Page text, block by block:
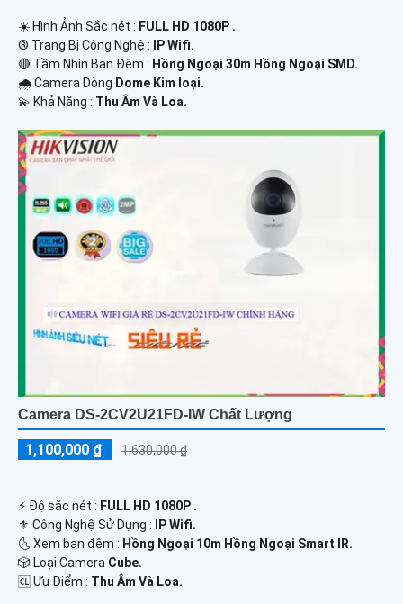
☀️ Hình Ảnh Sắc nét : FULL HD 1080P .
®️ Trang Bị Công Nghệ :
IP Wifi.
🔴 Tầm Nhìn Ban Đêm : Hồng Ngoại 30m Hồng Ngoại SMD.
🌧️ Camera Dòng Dome Kim loại.
️💫 Khả Năng : Thu Âm Và Loa.
Camera DS-2CV2U21FD-IW Chất Lượng
1,100,000 ₫ 1,630,000 ₫
️⚡ Độ sắc nét : FULL HD 1080P .
⚜️ Công Nghệ Sử Dụng :
IP Wifi.
🌜 Xem ban đêm : Hồng Ngoại 10m Hồng Ngoại Smart IR.
🎲 Loại Camera Cube.
️🆑 Ưu Điểm : Thu Âm Và Loa.